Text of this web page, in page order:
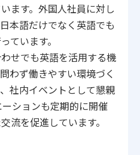
ます。外国人社員に対し
本語だけでなく英語でも
ています。
せでも英語を活用する機
わず働きやすい環境づく
社内イベントとして懇親
ションも定期的に開催
流を促進しています。